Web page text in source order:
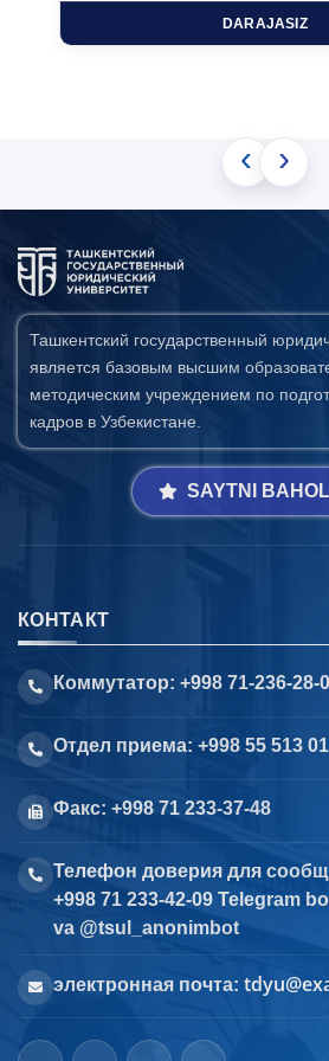
DARAJASIZ
‹ ›
Ташкентский государственный
является базовым высшим
методическим учреждением по
кадров в Узбекистане.
SAYTNI
КОНТАКТ
Коммутатор: +998 71-236-28-
Отдел приема: +998 55 513
Факс: +998 71 233-37-48
Телефон доверия для
+998 71 233-42-09 Telegram
va @tsul_anonimbot
электронная почта: